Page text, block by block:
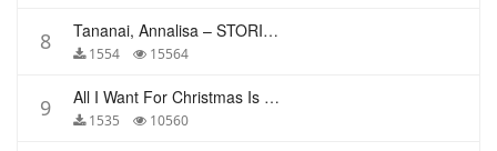
8 Tananai, Annalisa – STORIE BREVI
1554 15564
9 All I Want For Christmas Is You – Mariah Carey
1535 10560